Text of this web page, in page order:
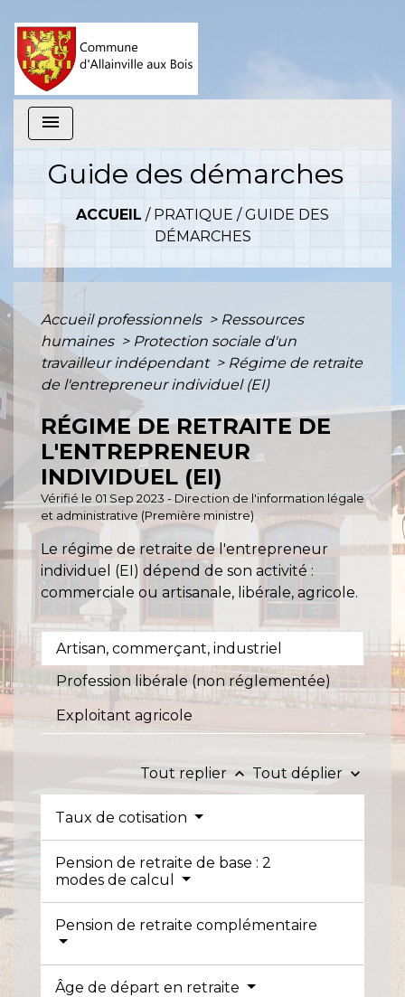
menu
Guide des démarches
ACCUEIL / PRATIQUE /GUIDE DES
DÉMARCHES
Accueil professionnels > Ressources
humaines > Protection sociale d'un
travailleur indépendant > Régime de retraite
de l'entrepreneur individuel (EI)
RÉGIME DE RETRAITE DE
L'ENTREPRENEUR
INDIVIDUEL (EI)
Vérifié le 01 Sep 2023 - Direction de l'information légale
et administrative (Première ministre)
Le régime de retraite de l'entrepreneur
individuel (EI) dépend de son activité :
commerciale ou artisanale, libérale, agricole.
Artisan, commerçant, industriel
Profession libérale (non réglementée)
Exploitant agricole
Tout replier keyboard_arrow_up Tout déplier keyboard_arrow_down
Taux de cotisation
Pension de retraite de base : 2
modes de calcul
Pension de retraite complémentaire
Âge de départ en retraite